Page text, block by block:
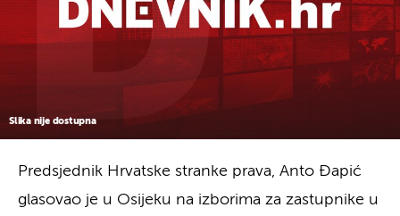
Slika nije dostupna
Predsjednik Hrvatske stranke prava, Anto Đapić
glasovao je u Osijeku na izborima za zastupnike u